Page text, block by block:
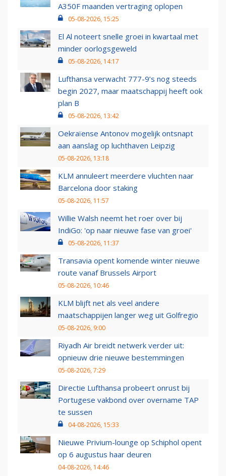
A350F maanden vertraging oplopen
05-08-2026, 15:25
El Al noteert snelle groei in kwartaal met
minder oorlogsgeweld
05-08-2026, 14:17
Lufthansa verwacht 777-9’s nog steeds
begin 2027, maar maatschappij heeft ook
plan B
05-08-2026, 13:42
Oekraïense Antonov mogelijk ontsnapt
aan aanslag op luchthaven Leipzig
05-08-2026, 13:18
KLM annuleert meerdere vluchten naar
Barcelona door staking
05-08-2026, 11:57
Willie Walsh neemt het roer over bij
IndiGo: 'op naar nieuwe fase van groei'
05-08-2026, 11:37
Transavia opent komende winter nieuwe
route vanaf Brussels Airport
05-08-2026, 10:46
KLM blijft net als veel andere
maatschappijen langer weg uit Golfregio
05-08-2026, 9:00
Riyadh Air breidt netwerk verder uit:
opnieuw drie nieuwe bestemmingen
05-08-2026, 7:29
Directie Lufthansa probeert onrust bij
Portugese vakbond over overname TAP
te sussen
04-08-2026, 15:33
Nieuwe Privium-lounge op Schiphol opent
op 6 augustus haar deuren
04-08-2026, 14:46